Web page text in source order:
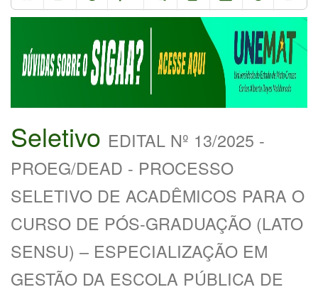
Seletivo EDITAL Nº 13/2025 -
PROEG/DEAD - PROCESSO
SELETIVO DE ACADÊMICOS PARA O
CURSO DE PÓS-GRADUAÇÃO (LATO
SENSU) – ESPECIALIZAÇÃO EM
GESTÃO DA ESCOLA PÚBLICA DE